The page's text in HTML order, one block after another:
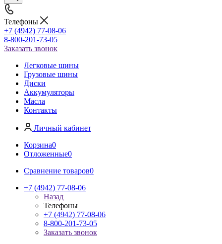
Телефоны
+7 (4942) 77-08-06
8-800-201-73-05
Заказать звонок
Легковые шины
Грузовые шины
Диски
Аккумуляторы
Масла
Контакты
Личный кабинет
Корзина0
Отложенные0
Сравнение товаров0
+7 (4942) 77-08-06
Назад
Телефоны
+7 (4942) 77-08-06
8-800-201-73-05
Заказать звонок